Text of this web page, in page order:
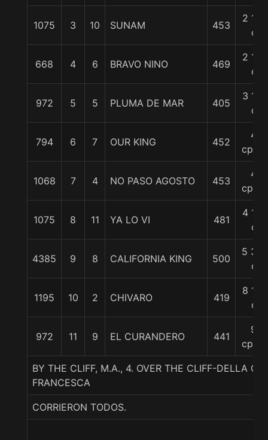
1075 3 10 SUNAM 453
2 1/4
c
668 4 6 BRAVO NINO 469
2 1/4
c
972 5 5 PLUMA DE MAR 405
3 1/2
c
794 6 7 OUR KING 452
4
cpos.
1068 7 4 NO PASO AGOSTO 453
4
cpos.
1075 8 11 YA LO VI 481
4 1/2
c
4385 9 8 CALIFORNIA KING 500
5 3/4
c
1195 10 2 CHIVARO 419
8 1/4
c
972 11 9 EL CURANDERO 441
9
cpos.
BY THE CLIFF, M.A., 4. OVER THE CLIFF-DELLA
FRANCESCA
CORRIERON TODOS.